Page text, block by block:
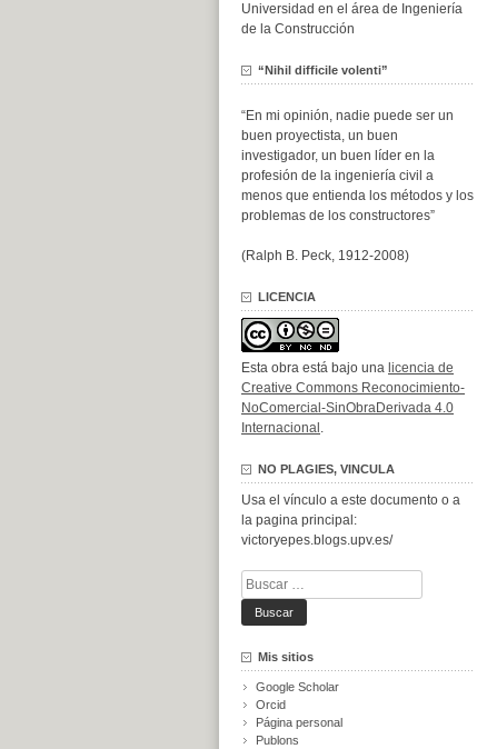
Universidad en el área de Ingeniería
de la Construcción
“Nihil difficile volenti”
“En mi opinión, nadie puede ser un
buen proyectista, un buen
investigador, un buen líder en la
profesión de la ingeniería civil a
menos que entienda los métodos y los
problemas de los constructores”
(Ralph B. Peck, 1912-2008)
LICENCIA
Esta obra está bajo una licencia de
Creative Commons Reconocimiento-
NoComercial-SinObraDerivada 4.0
Internacional .
NO PLAGIES, VINCULA
Usa el vínculo a este documento o a
la pagina principal:
victoryepes.blogs.upv.es/
Buscar:
Mis sitios
Google Scholar
Orcid
Página personal
Publons